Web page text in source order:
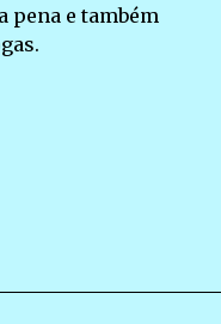
pena e também